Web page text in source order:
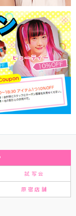
試写会
原宿店舗